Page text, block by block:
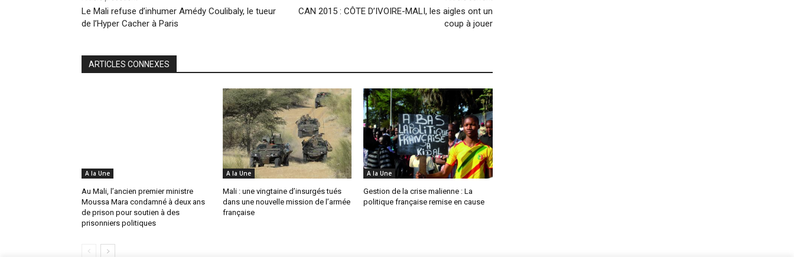
Le Mali refuse d’inhumer Amédy Coulibaly, le tueur
de l’Hyper Cacher à Paris
CAN 2015 : CÔTE D’IVOIRE-MALI, les aigles ont un
coup à jouer
ARTICLES CONNEXES
A la Une
Au Mali, l’ancien premier ministre
Moussa Mara condamné à deux ans
de prison pour soutien à des
prisonniers politiques
A la Une
Mali : une vingtaine d’insurgés tués
dans une nouvelle mission de l’armée
française
A la Une
Gestion de la crise malienne : La
politique française remise en cause